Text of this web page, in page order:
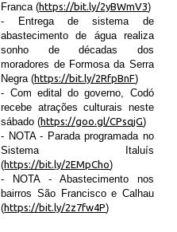
Franca (https://bit.ly/2yBWmV3)
- Entrega de sistema de
abastecimento de água realiza
sonho de décadas dos
moradores de Formosa da Serra
Negra (https://bit.ly/2RfpBnF)
- Com edital do governo, Codó
recebe atrações culturais neste
sábado (https://goo.gl/CPsqjG)
- NOTA - Parada programada no
Sistema Italuís
(https://bit.ly/2EMpCho)
- NOTA - Abastecimento nos
bairros São Francisco e Calhau
(https://bit.ly/2z7fw4P)